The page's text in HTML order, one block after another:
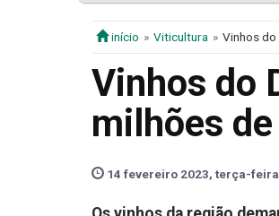
início Viticultura Vinhos do
Vinhos do
milhões
14 fevereiro 2023, terça-feira